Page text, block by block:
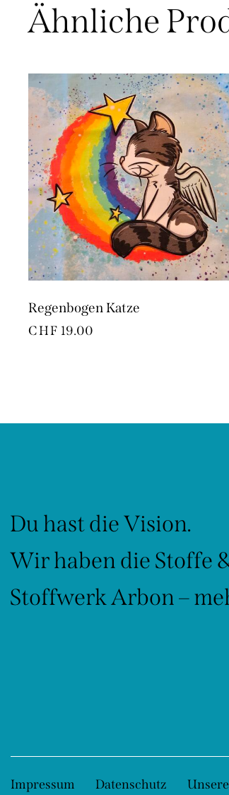
Ähnliche
Regenbogen Katze
CHF 19.00
Du hast die Vision.
Wir haben die Stoffe
Stoffwerk Arbon –
Impressum Datenschutz